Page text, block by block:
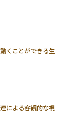
くことができる生
による客観的な視